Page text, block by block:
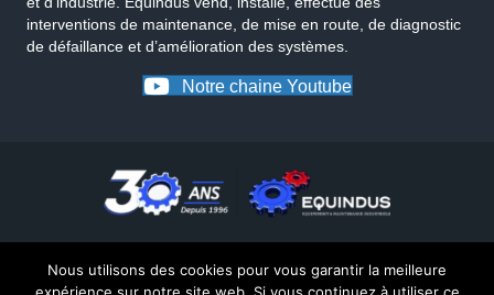
interventions de maintenance, de mise en route, de diagnostic
de défaillance et d’amélioration des systèmes.
Notre chaine Youtube
Nous utilisons des cookies pour vous garantir la meilleure